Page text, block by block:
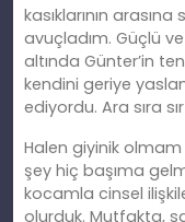
kasıklarının
avuçladım. Güçlü ve
altında Günter’in
kendini geriye
ediyordu. Ara sıra
Halen giyinik
şey hiç başıma
kocamla cinsel
olurduk. Mutfakta,